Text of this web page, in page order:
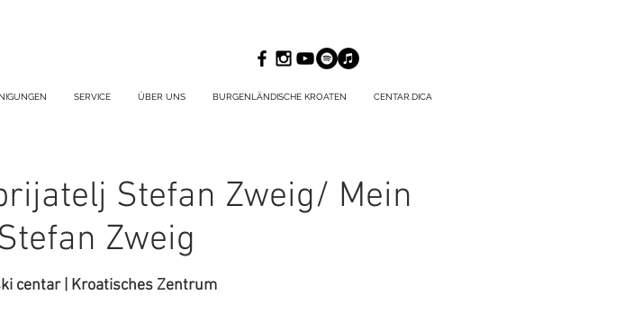
SERVICE ÜBER UNS BURGENLÄNDISCHE KROATEN CENTAR.DICA
Stefan Zweig/ Mein
Zweig
centar | Kroatisches Zentrum